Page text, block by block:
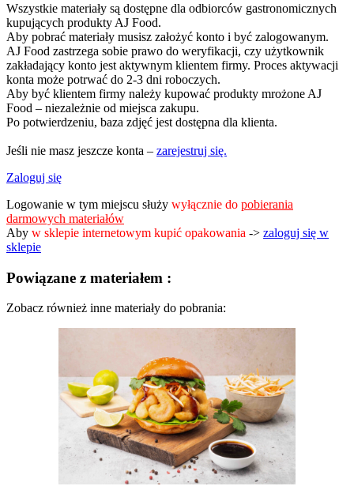
Wszystkie materiały są dostępne dla odbiorców gastronomicznych
kupujących produkty AJ Food.
Aby pobrać materiały musisz założyć konto i być zalogowanym.
AJ Food zastrzega sobie prawo do weryfikacji, czy użytkownik
zakładający konto jest aktywnym klientem firmy. Proces aktywacji
konta może potrwać do 2-3 dni roboczych.
Aby być klientem firmy należy kupować produkty mrożone AJ
Food – niezależnie od miejsca zakupu.
Po potwierdzeniu, baza zdjęć jest dostępna dla klienta.
Jeśli nie masz jeszcze konta – zarejestruj się.
Zaloguj się
Logowanie w tym miejscu służy wyłącznie do pobierania
darmowych materiałów
Aby w sklepie internetowym kupić opakowania -> zaloguj się w
sklepie
Powiązane z materiałem :
Zobacz również inne materiały do pobrania: